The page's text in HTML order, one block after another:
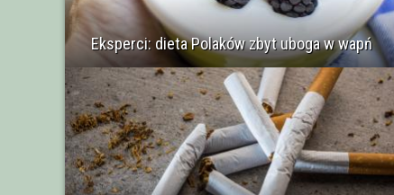
Eksperci: dieta Polaków zbyt uboga w wapń